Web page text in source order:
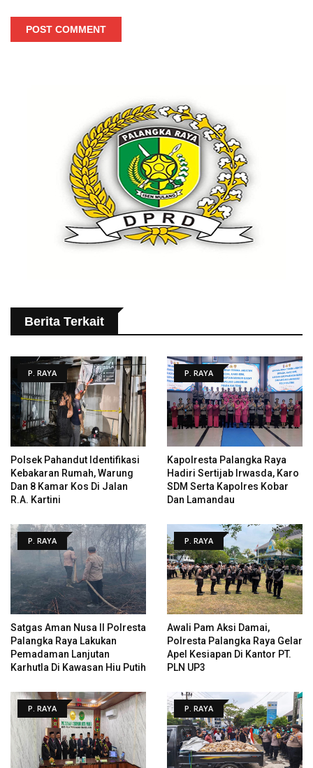
POST COMMENT
Berita Terkait
P. RAYA
Polsek Pahandut Identifikasi
Kebakaran Rumah, Warung
Dan 8 Kamar Kos Di Jalan
R.A. Kartini
P. RAYA
Kapolresta Palangka Raya
Hadiri Sertijab Irwasda, Karo
SDM Serta Kapolres Kobar
Dan Lamandau
P. RAYA
Satgas Aman Nusa II Polresta
Palangka Raya Lakukan
Pemadaman Lanjutan
Karhutla Di Kawasan Hiu Putih
P. RAYA
Awali Pam Aksi Damai,
Polresta Palangka Raya Gelar
Apel Kesiapan Di Kantor PT.
PLN UP3
P. RAYA P. RAYA